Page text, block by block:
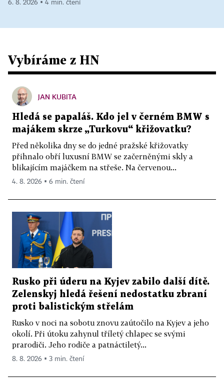
6. 8. 2026 ▪ 4 min. čtení
Vybíráme z HN
JAN KUBITA
Hledá se papaláš. Kdo jel v černém BMW s
majákem skrze „Turkovu“ křižovatku?
Před několika dny se do jedné pražské křižovatky
přihnalo obří luxusní BMW se začerněnými skly a
blikajícím majáčkem na střeše. Na červenou...
4. 8. 2026 ▪ 6 min. čtení
Rusko při úderu na Kyjev zabilo další dítě.
Zelenskyj hledá řešení nedostatku zbraní
proti balistickým střelám
Rusko v noci na sobotu znovu zaútočilo na Kyjev a jeho
okolí. Při útoku zahynul tříletý chlapec se svými
prarodiči. Jeho rodiče a patnáctiletý...
8. 8. 2026 ▪ 3 min. čtení